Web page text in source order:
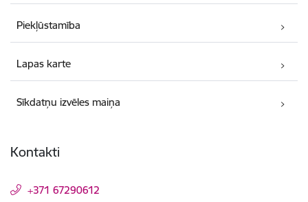
Piekļūstamība
Lapas karte
Sīkdatņu izvēles maiņa
Kontakti
+371 67290612